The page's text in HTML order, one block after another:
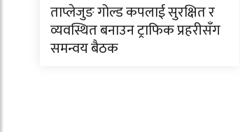
ताप्लेजुङ गोल्ड कपलाई सुरक्षित र
व्यवस्थित बनाउन ट्राफिक प्रहरीसँग
समन्वय बैठक